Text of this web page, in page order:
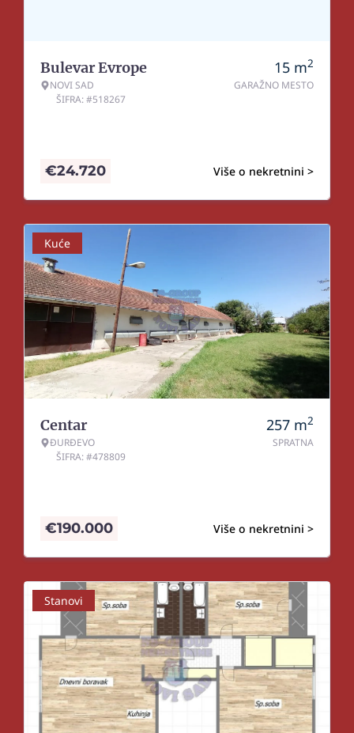
Bulevar Evrope
NOVI SAD
ŠIFRA: #518267
15 m2
GARAŽNO MESTO
Više o nekretnini >
€24.720
Kuće
Centar
ĐURĐEVO
ŠIFRA: #478809
257 m2
SPRATNA
Više o nekretnini >
€190.000
Stanovi